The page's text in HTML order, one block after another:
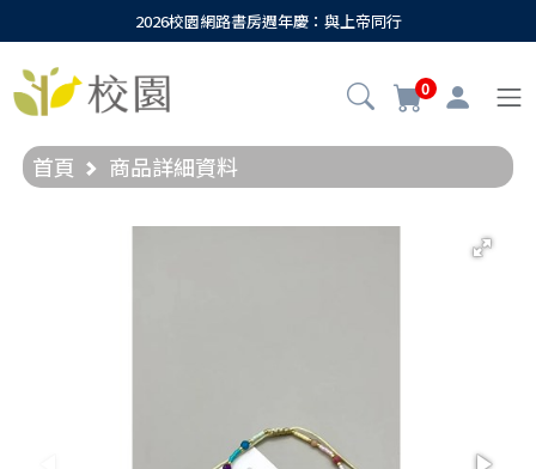
2026校園網路書房週年慶：與上帝同行
0
首頁 商品詳細資料